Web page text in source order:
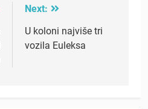
Next:
U koloni najviše tri
vozila Euleksa